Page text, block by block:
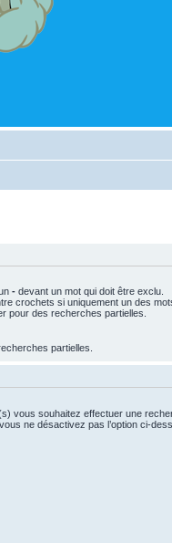
- devant un mot qui doit être exclu.
crochets si uniquement un des
pour des recherches partielles.
partielles.
vous souhaitez effectuer une
ne désactivez pas l’option ci-